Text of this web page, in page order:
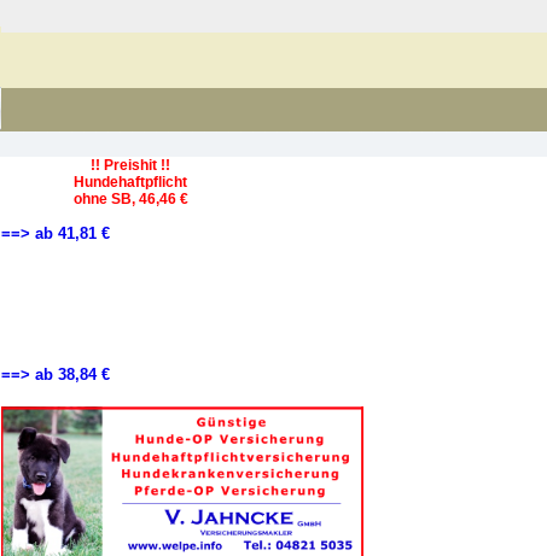
==> ab 41,81 €
==> ab 38,84 €
!! Preishit !!
Hundehaftpflicht
ohne SB, 46,46 €